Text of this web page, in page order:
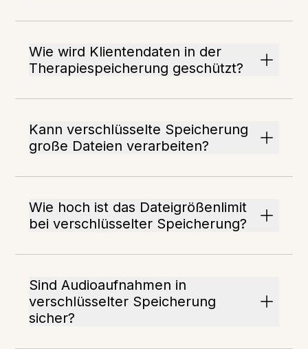
Wie wird Klientendaten in der
Therapiespeicherung geschützt?
Kann verschlüsselte Speicherung
große Dateien verarbeiten?
Wie hoch ist das Dateigrößenlimit
bei verschlüsselter Speicherung?
Sind Audioaufnahmen in
verschlüsselter Speicherung
sicher?